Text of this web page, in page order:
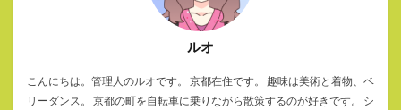
ルオ
こんにちは。管理人のルオです。 京都在住です。 趣味は美術と着物、ベ
リーダンス。 京都の町を自転車に乗りながら散策するのが好きです。 シ